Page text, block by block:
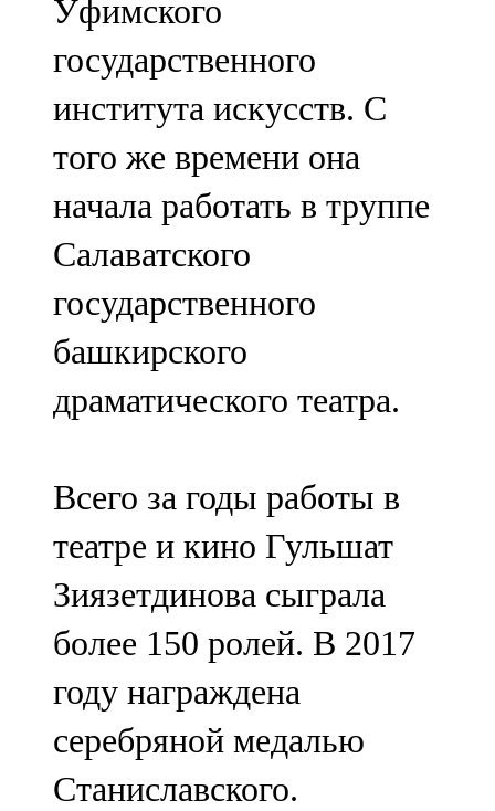
Уфимского
государственного
института искусств. С
того же времени она
начала работать в труппе
Салаватского
государственного
башкирского
драматического театра.
Всего за годы работы в
театре и кино Гульшат
Зиязетдинова сыграла
более 150 ролей. В 2017
году награждена
серебряной медалью
Станиславского.